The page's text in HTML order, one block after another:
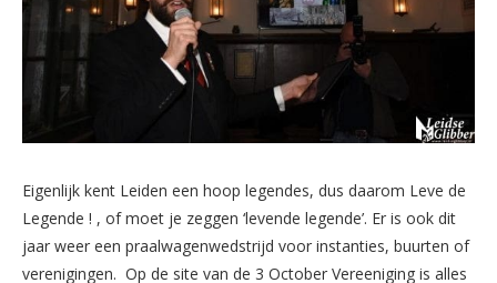
Eigenlijk kent Leiden een hoop legendes, dus daarom Leve de
Legende ! , of moet je zeggen ‘levende legende’. Er is ook dit
jaar weer een praalwagenwedstrijd voor instanties, buurten of
verenigingen. Op de site van de 3 October Vereeniging is alles